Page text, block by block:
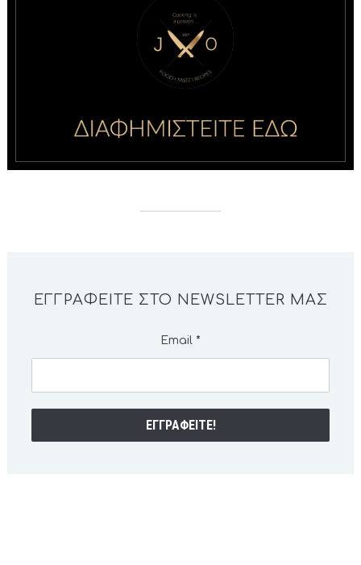
ΕΓΓΡΑΦΕΊΤΕ ΣΤΟ NEWSLETTER ΜΑΣ
Email *